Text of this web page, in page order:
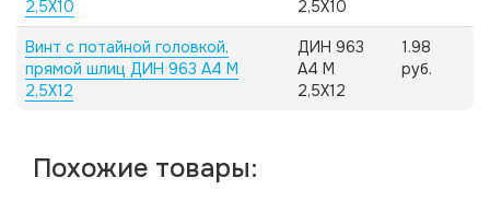
2,5X10
2,5X10
Винт с потайной головкой,
прямой шлиц ДИН 963 А4 M
2,5X12
ДИН 963
А4 M
2,5X12
1.98
руб.
Похожие товары: